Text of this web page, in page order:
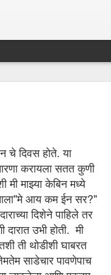
दिवस होते. या
करायला सतत कुणी
मी माझ्या केबिन मध्ये
आय कम ईन सर?"
दिशेने पाहिले तर
उभी होती. मी
ती थोडीशी घाबरत
साडेचार पावणेपाच